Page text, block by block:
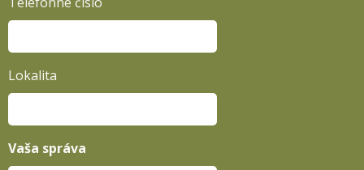
Lokalita
Vaša správa